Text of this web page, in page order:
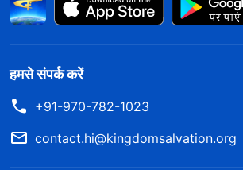
हमसे संपर्क करें
+91-970-782-1023
contact.hi@kingdomsalvation.org